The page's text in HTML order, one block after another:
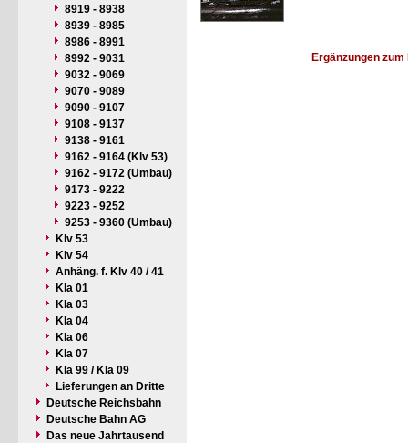
8919 - 8938
8939 - 8985
8986 - 8991
8992 - 9031
9032 - 9069
9070 - 9089
9090 - 9107
9108 - 9137
9138 - 9161
9162 - 9164 (Klv 53)
9162 - 9172 (Umbau)
9173 - 9222
9223 - 9252
9253 - 9360 (Umbau)
Klv 53
Klv 54
Anhäng. f. Klv 40 / 41
Kla 01
Kla 03
Kla 04
Kla 06
Kla 07
Kla 99 / Kla 09
Lieferungen an Dritte
Deutsche Reichsbahn
Deutsche Bahn AG
Das neue Jahrtausend
Ergänzungen